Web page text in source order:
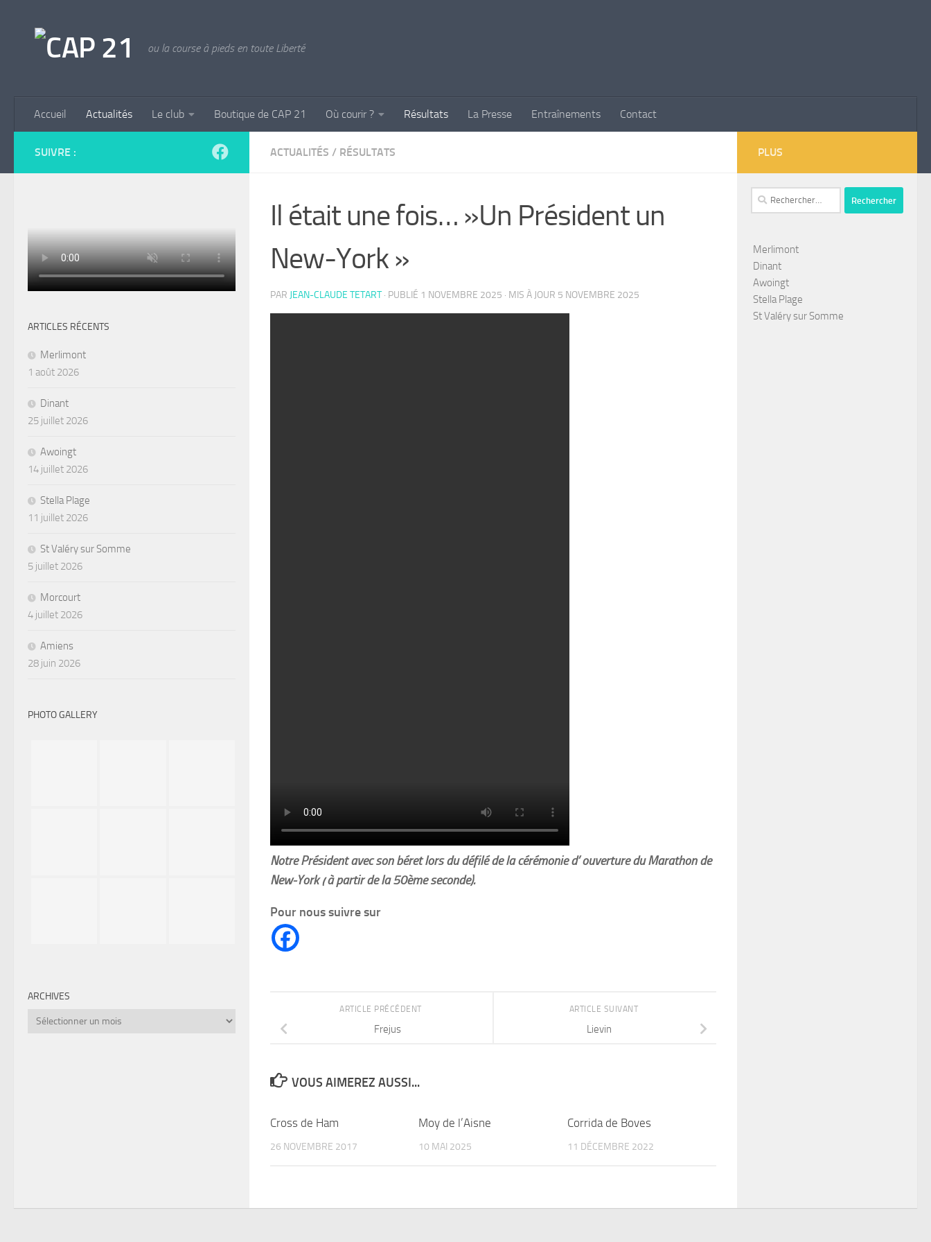
ou la course à pieds en toute Liberté
Accueil Actualités Le club Boutique de CAP 21 Où courir ? Résultats La Presse Entraînements Contact
ACTUALITÉS / RÉSULTATS
Il était une fois… »Un Président un
New-York »
PAR JEAN-CLAUDE TETART · PUBLIÉ 1 NOVEMBRE 2025 · MIS À JOUR 5 NOVEMBRE 2025
Notre Président avec son béret lors du défilé de la cérémonie d’ ouverture du Marathon de
New-York ( à partir de la 50ème seconde).
Pour nous suivre sur
ARTICLE SUIVANT
Lievin
ARTICLE PRÉCÉDENT
Frejus
VOUS AIMEREZ AUSSI...
Cross de Ham
26 NOVEMBRE 2017
Moy de l’Aisne
10 MAI 2025
Corrida de Boves
11 DÉCEMBRE 2022
SUIVRE :
ARTICLES RÉCENTS
Merlimont
1 août 2026
Dinant
25 juillet 2026
Awoingt
14 juillet 2026
Stella Plage
11 juillet 2026
St Valéry sur Somme
5 juillet 2026
Morcourt
4 juillet 2026
Amiens
28 juin 2026
PHOTO GALLERY
ARCHIVES
Archives
PLUS
Rechercher :
Merlimont
Dinant
Awoingt
Stella Plage
St Valéry sur Somme